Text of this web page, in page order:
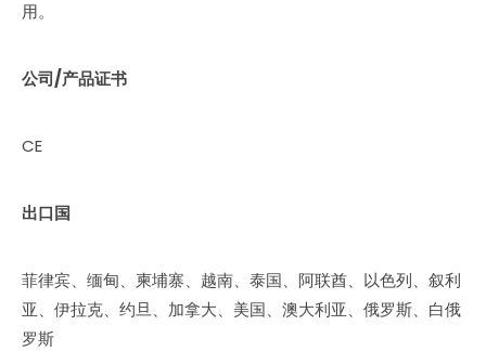
用。
公司/产品证书
CE
出口国
菲律宾、缅甸、柬埔寨、越南、泰国、阿联酋、以色列、叙利
亚、伊拉克、约旦、加拿大、美国、澳大利亚、俄罗斯、白俄
罗斯